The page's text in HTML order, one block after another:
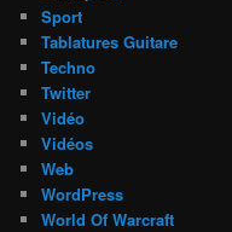
Sport
Tablatures Guitare
Techno
Twitter
Vidéo
Vidéos
Web
WordPress
World Of Warcraft